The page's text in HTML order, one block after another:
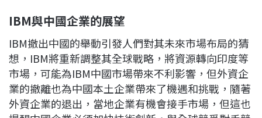
IBM與中國企業的展望
IBM撤出中國的舉動引發人們對其未來市場布局的猜
想，IBM將重新調整其全球戰略，將資源轉向印度等
市場，可能為IBM中國市場帶來不利影響，但外資企
業的撤離也為中國本土企業帶來了機遇和挑戰，隨著
外資企業的退出，當地企業有機會接手市場，但這也